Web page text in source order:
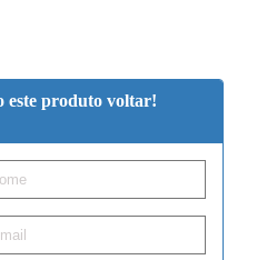
este produto voltar!